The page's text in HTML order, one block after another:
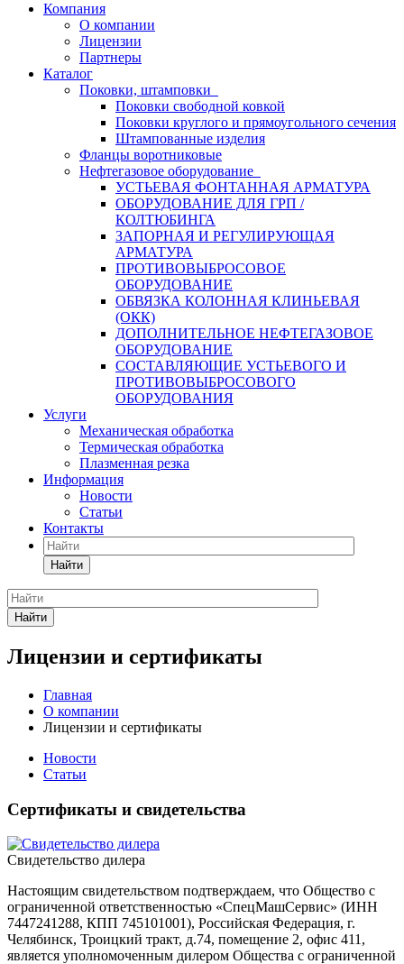
Компания
О компании
Лицензии
Партнеры
Каталог
Поковки, штамповки
Поковки свободной ковкой
Поковки круглого и прямоугольного сечения
Штампованные изделия
Фланцы воротниковые
Нефтегазовое оборудование
УСТЬЕВАЯ ФОНТАННАЯ АРМАТУРА
ОБОРУДОВАНИЕ ДЛЯ ГРП /
КОЛТЮБИНГА
ЗАПОРНАЯ И РЕГУЛИРУЮЩАЯ
АРМАТУРА
ПРОТИВОВЫБРОСОВОЕ
ОБОРУДОВАНИЕ
ОБВЯЗКА КОЛОННАЯ КЛИНЬЕВАЯ
(ОКК)
ДОПОЛНИТЕЛЬНОЕ НЕФТЕГАЗОВОЕ
ОБОРУДОВАНИЕ
СОСТАВЛЯЮЩИЕ УСТЬЕВОГО И
ПРОТИВОВЫБРОСОВОГО
ОБОРУДОВАНИЯ
Услуги
Механическая обработка
Термическая обработка
Плазменная резка
Информация
Новости
Статьи
Контакты
Найти
Найти
Лицензии и сертификаты
Главная
О компании
Лицензии и сертификаты
Новости
Статьи
Сертификаты и свидетельства
Свидетельство дилера
Настоящим свидетельством подтверждаем, что Общество с
ограниченной ответственностью «СпецМашСервис» (ИНН
7447241288, КПП 745101001), Российская Федерация, г.
Челябинск, Троицкий тракт, д.74, помещение 2, офис 411,
является уполномоченным дилером Общества с ограниченной